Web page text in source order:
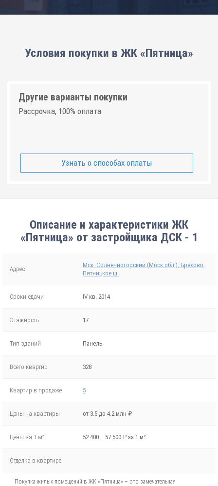
Условия покупки в ЖК «Пятница»
Другие варианты покупки
Рассрочка, 100% оплата
Узнать о способах оплаты
Описание и характеристики ЖК
«Пятница» от застройщика ДСК - 1
Адрес
Мск, Солнечногорский (Моск обл.), Брехово,
Пятницкое ш.
Сроки сдачи IV кв. 2014
Этажность 17
Тип зданий Панель
Всего квартир 328
Квартир в продаже 5
Цены на квартиры от 3.5 до 4.2 млн ₽
Цены за 1 м² 52 400 – 57 500 ₽ за 1 м²
Отделка в квартире
Покупка жилых помещений в ЖК «Пятница» – это замечательная